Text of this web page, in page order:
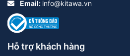
Email: info@kitawa.vn
Hỗ trợ khách hàng